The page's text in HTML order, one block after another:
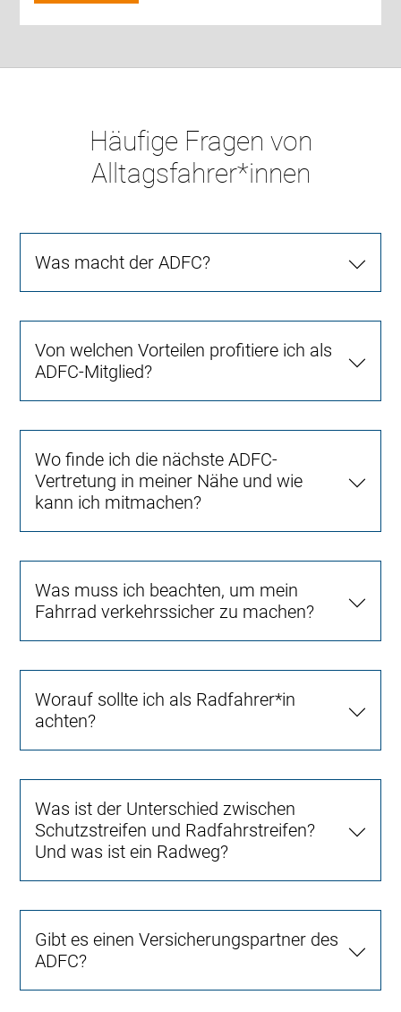
Häufige Fragen von
Alltagsfahrer*innen
Was macht der ADFC?
Von welchen Vorteilen profitiere ich als
ADFC-Mitglied?
Wo finde ich die nächste ADFC-
Vertretung in meiner Nähe und wie
kann ich mitmachen?
Was muss ich beachten, um mein
Fahrrad verkehrssicher zu machen?
Worauf sollte ich als Radfahrer*in
achten?
Was ist der Unterschied zwischen
Schutzstreifen und Radfahrstreifen?
Und was ist ein Radweg?
Gibt es einen Versicherungspartner des
ADFC?